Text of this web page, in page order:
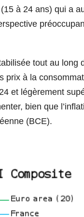
à 24 ans) qui a
tout au
prix à la
et légèrement
bien que
(BCE).